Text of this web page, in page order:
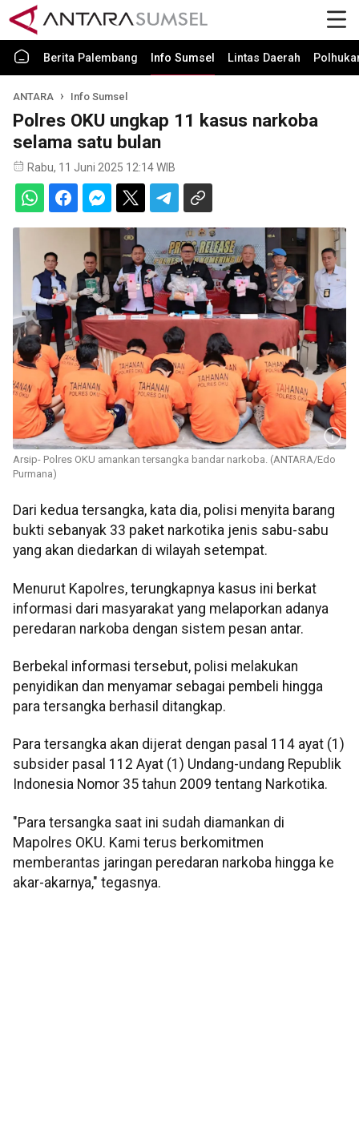
Berita Palembang Info Sumsel Lintas Daerah
ANTARA Info Sumsel
Polres OKU ungkap 11 kasus narkoba
selama satu bulan
Rabu, 11 Juni 2025 12:14 WIB
Arsip- Polres OKU amankan tersangka bandar narkoba. (ANTARA/Edo
Purmana)
Dari kedua tersangka, kata dia, polisi menyita barang
bukti sebanyak 33 paket narkotika jenis sabu-sabu
yang akan diedarkan di wilayah setempat.
Menurut Kapolres, terungkapnya kasus ini berkat
informasi dari masyarakat yang melaporkan adanya
peredaran narkoba dengan sistem pesan antar.
Berbekal informasi tersebut, polisi melakukan
penyidikan dan menyamar sebagai pembeli hingga
para tersangka berhasil ditangkap.
Para tersangka akan dijerat dengan pasal 114 ayat (1)
subsider pasal 112 Ayat (1) Undang-undang Republik
Indonesia Nomor 35 tahun 2009 tentang Narkotika.
"Para tersangka saat ini sudah diamankan di
Mapolres OKU. Kami terus berkomitmen
memberantas jaringan peredaran narkoba hingga ke
akar-akarnya," tegasnya.